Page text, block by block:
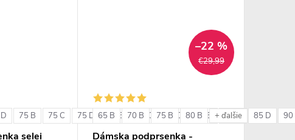
75 B 75 C 75 D 80 B 80 C 80 D 85 B 85 C 85 D 90
selei
€29,99
–22 %
65 B 70 B 75 B 80 B + ďalšie
Dámska podprsenka -